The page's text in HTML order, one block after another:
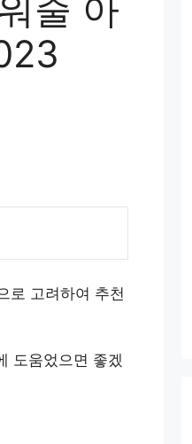
줄 아
로 고려하여 추천
도움었으면 좋겠